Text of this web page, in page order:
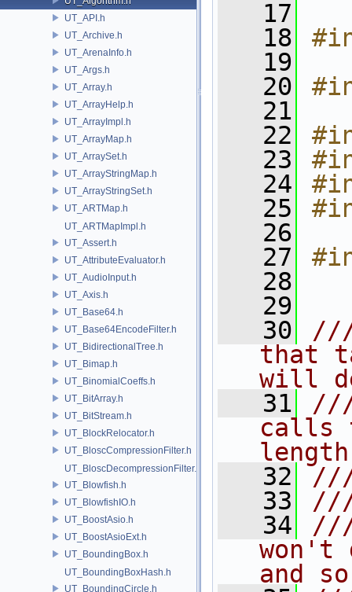
UT_API.h
UT_Archive.h
UT_ArenaInfo.h
UT_Args.h
UT_Array.h
UT_ArrayHelp.h
UT_ArrayImpl.h
UT_ArrayMap.h
UT_ArraySet.h
UT_ArrayStringMap.h
UT_ArrayStringSet.h
UT_ARTMap.h
UT_ARTMapImpl.h
UT_Assert.h
UT_AttributeEvaluator.h
UT_AudioInput.h
UT_Axis.h
UT_Base64.h
UT_Base64EncodeFilter.h
UT_BidirectionalTree.h
UT_Bimap.h
UT_BinomialCoeffs.h
UT_BitArray.h
UT_BitStream.h
UT_BlockRelocator.h
UT_BloscCompressionFilter.h
UT_BloscDecompressionFilter.h
UT_Blowfish.h
UT_BlowfishIO.h
UT_BoostAsio.h
UT_BoostAsioExt.h
UT_BoundingBox.h
UT_BoundingBoxHash.h
UT_BoundingCircle.h
   17
   18
   19
   20
   21
   22
   23
   24
   25
   26
   27
   28
   29
   30
///
that
will
   31
///
calls
   32
///
   33
   34
///
won't
and